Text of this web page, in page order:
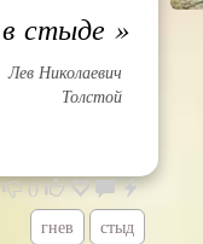
в стыде »
Лев Николаевич
Толстой
0
гнев стыд